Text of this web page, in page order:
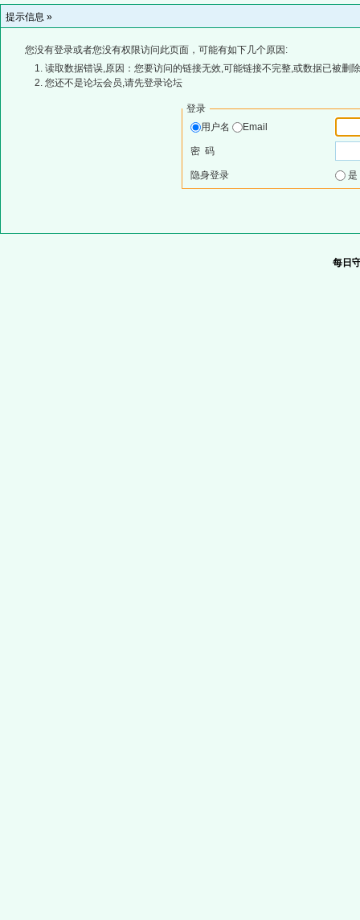
提示信息 »
您没有登录或者您没有权限访问此页面，可能有如下几个原因:
读取数据错误,原因：您要访问的链接无效,可能链接不完整,或数据已被删
您还不是论坛会员,请先登录论坛
登录
用户名
Email
密 码
隐身登录
每日